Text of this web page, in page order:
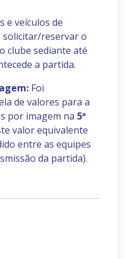
e veículos de
solicitar/reservar o
clube sediante até
a partida.
Foi
de valores para a
por imagem na 5ª
valor equivalente
entre as equipes
da partida).